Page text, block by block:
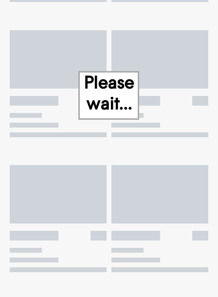
Please
wait...